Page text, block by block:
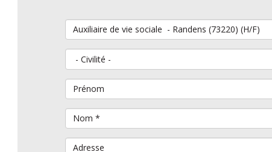
Vous souhaitez postuler au poste de
Civilité
Prénom
Nom*
Adresse